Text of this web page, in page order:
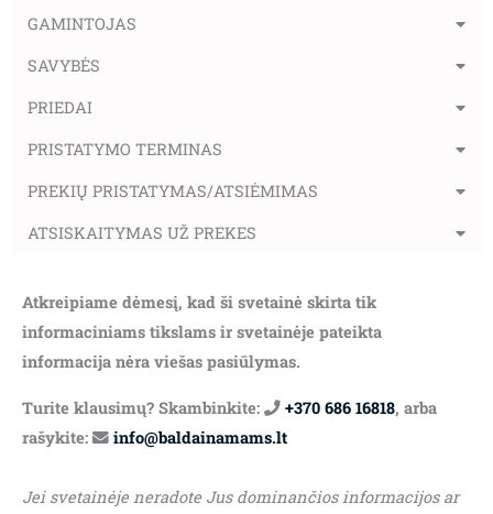
GAMINTOJAS
SAVYBĖS
PRIEDAI
PRISTATYMO TERMINAS
PREKIŲ PRISTATYMAS/ATSIĖMIMAS
ATSISKAITYMAS UŽ PREKES
Atkreipiame dėmesį, kad ši svetainė skirta tik
informaciniams tikslams ir svetainėje pateikta
informacija nėra viešas pasiūlymas.
Turite klausimų? Skambinkite: +370 686 16818, arba
rašykite:
info@baldainamams.lt
Jei svetainėje neradote Jus dominančios informacijos ar